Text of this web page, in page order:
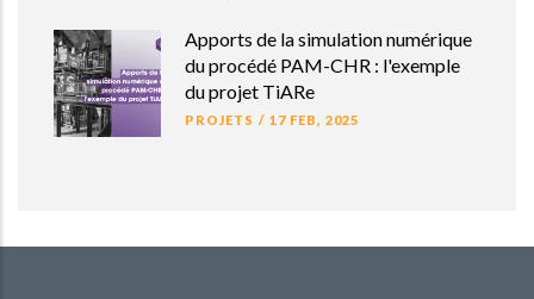
Apports de la simulation numérique
du procédé PAM-CHR : l'exemple
du projet TiARe
PROJETS / 17 FEB, 2025